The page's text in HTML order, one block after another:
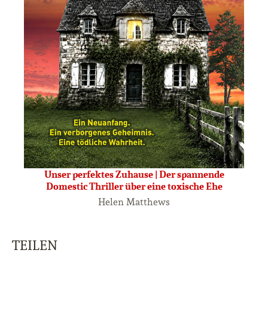
Unser perfektes Zuhause | Der spannende
Domestic Thriller über eine toxische Ehe
Helen Matthews
TEILEN